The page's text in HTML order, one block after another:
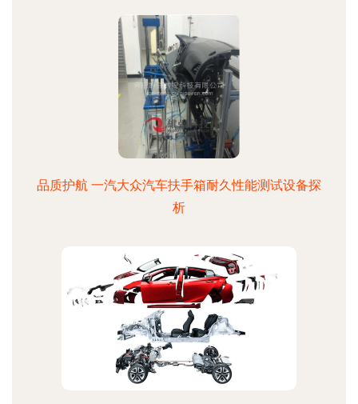
品质护航 一汽大众汽车扶手箱耐久性能测试设备探
析